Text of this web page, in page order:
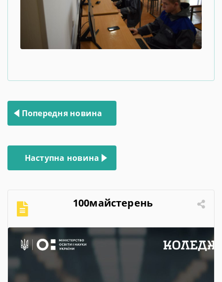
Навігація
записів
Попередня новина
Наступна новина
100майстерень